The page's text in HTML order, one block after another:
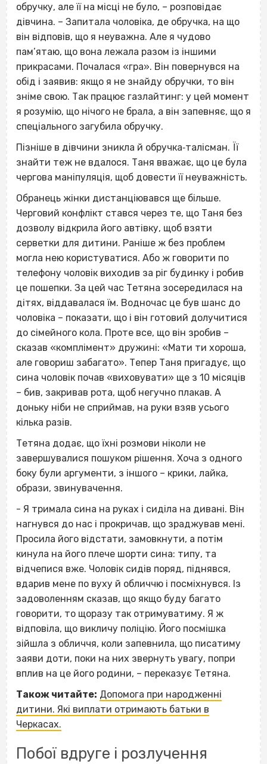
обручку, але її на місці не було, – розповідає
дівчина. – Запитала чоловіка, де обручка, на що
він відповів, що я неуважна. Але я чудово
пам’ятаю, що вона лежала разом із іншими
прикрасами. Почалася «гра». Він повернувся на
обід і заявив: якщо я не знайду обручки, то він
зніме свою. Так працює газлайтинг: у цей момент
я розумію, що нічого не брала, а він запевняє, що я
спеціального загубила обручку.
Пізніше в дівчини зникла й обручка‐талісман. Її
знайти теж не вдалося. Таня вважає, що це була
чергова маніпуляція, щоб довести її неуважність.
Обранець жінки дистанціювався ще більше.
Черговий конфлікт стався через те, що Таня без
дозволу відкрила його автівку, щоб взяти
серветки для дитини. Раніше ж без проблем
могла нею користуватися. Або ж говорити по
телефону чоловік виходив за ріг будинку і робив
це пошепки. За цей час Тетяна зосередилася на
дітях, віддавалася їм. Водночас це був шанс до
чоловіка – показати, що і він готовий долучитися
до сімейного кола. Проте все, що він зробив –
сказав «комплімент» дружині: «Мати ти хороша,
але говориш забагато». Тепер Таня пригадує, що
сина чоловік почав «виховувати» ще з 10 місяців
– бив, закривав рота, щоб негучно плакав. А
доньку ніби не сприймав, на руки взяв усього
кілька разів.
Тетяна додає, що їхні розмови ніколи не
завершувалися пошуком рішення. Хоча з одного
боку були аргументи, з іншого – крики, лайка,
образи, звинувачення.
- Я тримала сина на руках і сиділа на дивані. Він
нагнувся до нас і прокричав, що зраджував мені.
Просила його відстати, замовкнути, а потім
кинула на його плече шорти сина: типу, та
відчепися вже. Чоловік сидів поряд, піднявся,
вдарив мене по вуху й обличчю і посміхнувся. Із
задоволенням сказав, що якщо буду багато
говорити, то щоразу так отримуватиму. Я ж
відповіла, що викличу поліцію. Його посмішка
зійшла з обличчя, коли запевнила, що писатиму
заяви доти, поки на них звернуть увагу, попри
вплив на це його родини, – переказує Тетяна.
Також читайте: Допомога при народженні
дитини. Які виплати отримають батьки в
Черкасах.
Побої вдруге і розлучення